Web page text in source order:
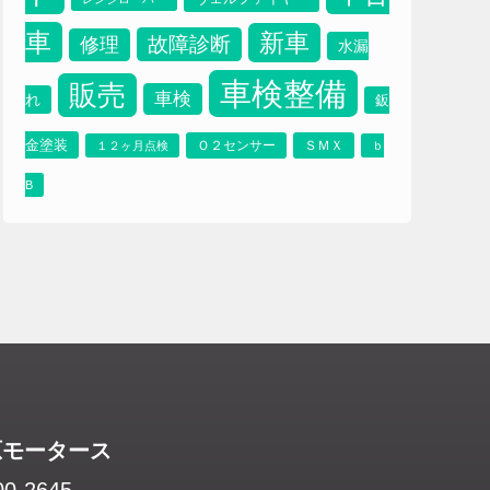
ブレーキオイル プラッツ
車
修理 故障診断 新車 水漏
れ 販売 車検 車検整備 鈑
金塗装 １２ヶ月点検 Ｏ２センサー ＳＭＸ ｂ
B
ータース